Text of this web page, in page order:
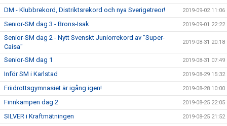
DM - Klubbrekord, Distriktsrekord och nya Sverigetreor! 2019-09-02 11:06
Senior-SM dag 3 - Brons-Isak 2019-09-01 22:22
Senior-SM dag 2 - Nytt Svenskt Juniorrekord av "Super-
Caisa"
2019-08-31 20:18
Senior-SM dag 1 2019-08-31 07:49
Inför SM i Karlstad 2019-08-29 15:32
Friidrottsgymnasiet är igång igen! 2019-08-28 10:00
Finnkampen dag 2 2019-08-25 22:05
SILVER i Kraftmätningen 2019-08-25 21:52